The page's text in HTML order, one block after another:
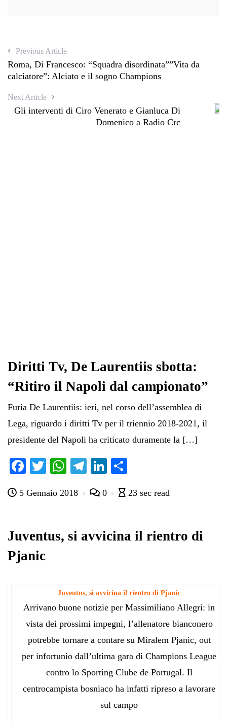
Previous Article
Roma, Di Francesco: “Squadra disordinata””Vita da
calciatore”: Alciato e il sogno Champions
Next Article
Gli interventi di Ciro Venerato e Gianluca Di
Domenico a Radio Crc
Diritti Tv, De Laurentiis sbotta:
“Ritiro il Napoli dal campionato”
Furia De Laurentiis: ieri, nel corso dell’assemblea di
Lega, riguardo i diritti Tv per il triennio 2018-2021, il
presidente del Napoli ha criticato duramente la […]
Fa
bo
T
tte
W
ts
pp
Te
gr
m
Li
ed di
di
5 Gennaio 2018 0 23 sec read
Juventus, si avvicina il rientro di
Pjanic
Juventus, si avvicina il rientro di Pjanic
Arrivano buone notizie per Massimiliano Allegri: in
vista dei prossimi impegni, l’allenatore bianconero
potrebbe tornare a contare su Miralem Pjanic, out
per infortunio dall’ultima gara di Champions League
contro lo Sporting Clube de Portugal. Il
centrocampista bosniaco ha infatti ripreso a lavorare
sul campo